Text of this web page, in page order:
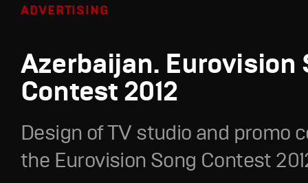
ADVERTISING
Azerbaijan. Eurovision
Contest 2012
Design of TV studio and promo
the Eurovision Song Contest